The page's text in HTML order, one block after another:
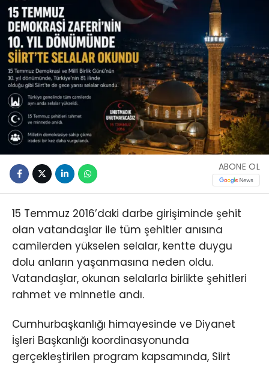
ABONE OL
15 Temmuz 2016’daki darbe girişiminde şehit
olan vatandaşlar ile tüm şehitler anısına
camilerden yükselen selalar, kentte duygu
dolu anların yaşanmasına neden oldu.
Vatandaşlar, okunan selalarla birlikte şehitleri
rahmet ve minnetle andı.
Cumhurbaşkanlığı himayesinde ve Diyanet
İşleri Başkanlığı koordinasyonunda
gerçekleştirilen program kapsamında, Siirt